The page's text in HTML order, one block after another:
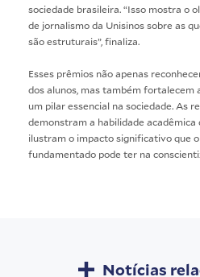
sociedade brasileira. “Isso mostra o
de jornalismo da Unisinos sobre as
são estruturais”, finaliza.
Esses prêmios não apenas
dos alunos, mas também fortalecem
um pilar essencial na sociedade. As
demonstram a habilidade
ilustram o impacto significativo que
fundamentado pode ter na
Notícias